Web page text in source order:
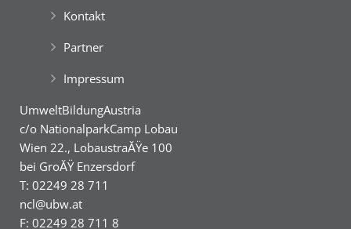
Kontakt
Partner
Impressum
UmweltBildungAustria
c/o NationalparkCamp Lobau
Wien 22., LobaustraĂŸe 100
bei GroĂŸ Enzersdorf
T: 02249 28 711
ncl@ubw.at
F: 02249 28 711 8